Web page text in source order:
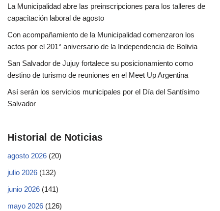
La Municipalidad abre las preinscripciones para los talleres de
capacitación laboral de agosto
Con acompañamiento de la Municipalidad comenzaron los
actos por el 201° aniversario de la Independencia de Bolivia
San Salvador de Jujuy fortalece su posicionamiento como
destino de turismo de reuniones en el Meet Up Argentina
Así serán los servicios municipales por el Día del Santísimo
Salvador
Historial de Noticias
agosto 2026 (20)
julio 2026 (132)
junio 2026 (141)
mayo 2026 (126)